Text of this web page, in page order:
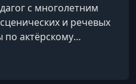
с многолетним
и речевых
по актёрскому
риторике и
Также